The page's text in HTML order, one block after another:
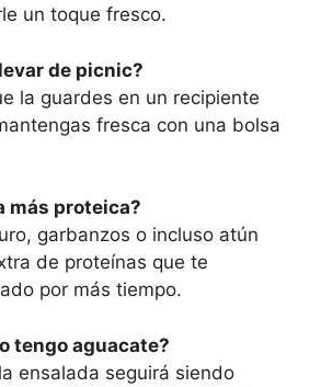
un toque fresco.
de picnic?
la guardes en un recipiente
fresca con una bolsa
más proteica?
garbanzos o incluso atún
de proteínas que te
por más tiempo.
tengo aguacate?
ensalada seguirá siendo